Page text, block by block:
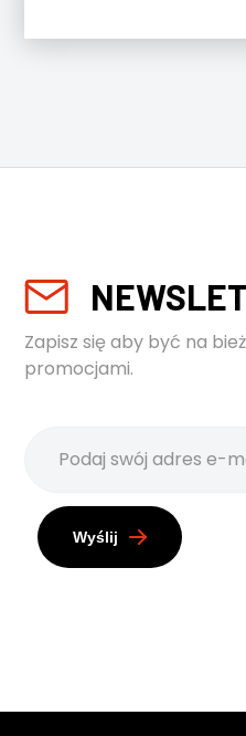
Zapisz się aby być na
promocjami.
Wyślij